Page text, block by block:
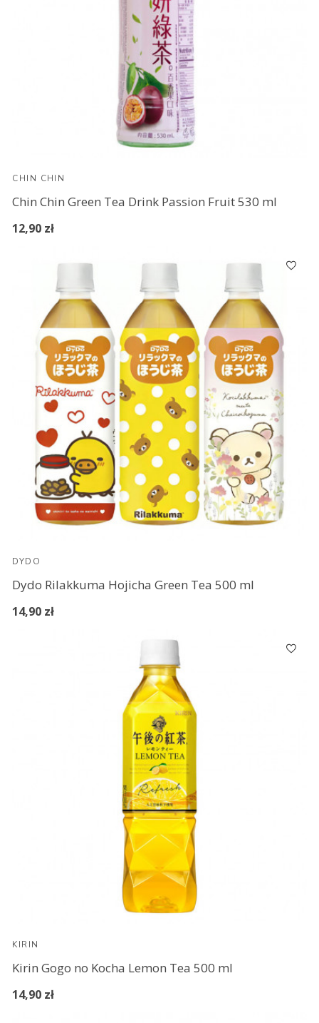
CHIN CHIN
Chin Chin Green Tea Drink Passion Fruit 530 ml
12,90 zł
DYDO
Dydo Rilakkuma Hojicha Green Tea 500 ml
14,90 zł
KIRIN
Kirin Gogo no Kocha Lemon Tea 500 ml
14,90 zł